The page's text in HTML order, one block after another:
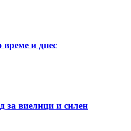
и днес
за виелици и силен